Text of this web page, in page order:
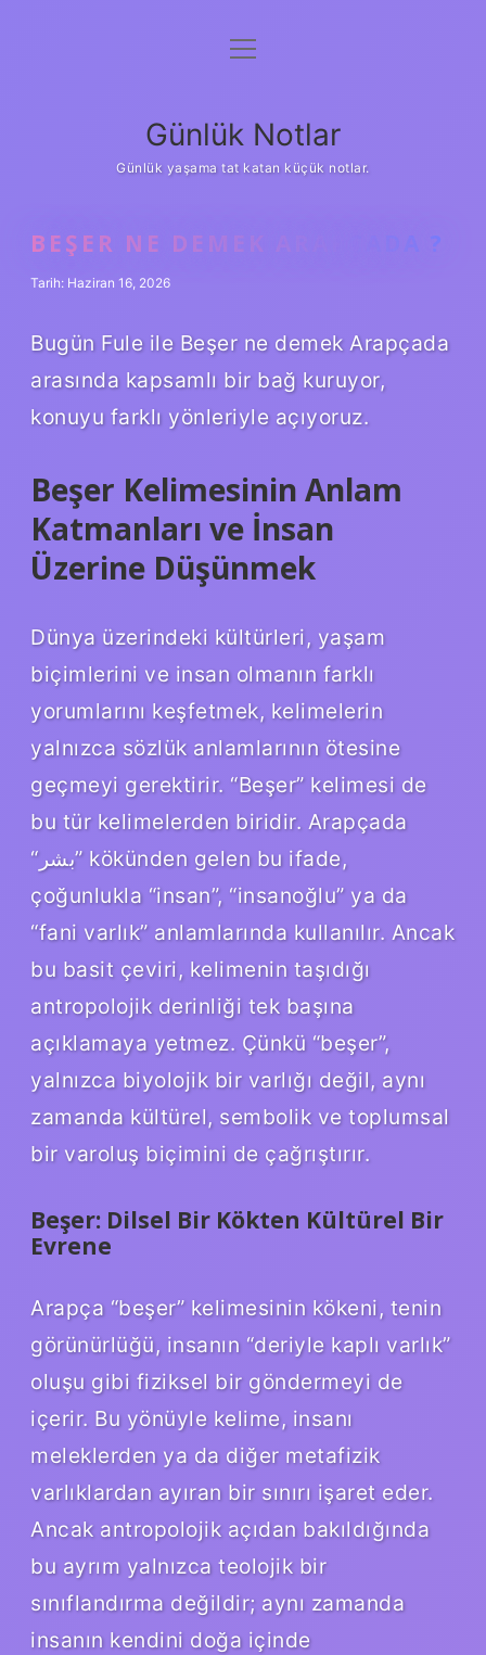
Anasayfa
Yasal Uyarı
menüyü
Günlük Notlar
Günlük yaşama tat katan küçük notlar.
BEŞER NE DEMEK ARAPÇADA ?
Tarih: Haziran 16, 2026
Bugün Fule ile Beşer ne demek Arapçada
arasında kapsamlı bir bağ kuruyor,
konuyu farklı yönleriyle açıyoruz.
Beşer Kelimesinin Anlam
Katmanları ve İnsan
Üzerine Düşünmek
Dünya üzerindeki kültürleri, yaşam
biçimlerini ve insan olmanın farklı
yorumlarını keşfetmek, kelimelerin
yalnızca sözlük anlamlarının ötesine
geçmeyi gerektirir. “Beşer” kelimesi de
bu tür kelimelerden biridir. Arapçada
“بشر” kökünden gelen bu ifade,
çoğunlukla “insan”, “insanoğlu” ya da
“fani varlık” anlamlarında kullanılır. Ancak
bu basit çeviri, kelimenin taşıdığı
antropolojik derinliği tek başına
açıklamaya yetmez. Çünkü “beşer”,
yalnızca biyolojik bir varlığı değil, aynı
zamanda kültürel, sembolik ve toplumsal
bir varoluş biçimini de çağrıştırır.
Beşer: Dilsel Bir Kökten Kültürel Bir
Evrene
Arapça “beşer” kelimesinin kökeni, tenin
görünürlüğü, insanın “deriyle kaplı varlık”
oluşu gibi fiziksel bir göndermeyi de
içerir. Bu yönüyle kelime, insanı
meleklerden ya da diğer metafizik
varlıklardan ayıran bir sınırı işaret eder.
Ancak antropolojik açıdan bakıldığında
bu ayrım yalnızca teolojik bir
sınıflandırma değildir; aynı zamanda
insanın kendini doğa içinde